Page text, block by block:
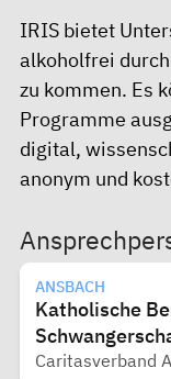
IRIS bietet
alkoholfrei
zu kommen. Es
Programme
digital,
anonym und
ANSBACH
Katholische
Caritasverband